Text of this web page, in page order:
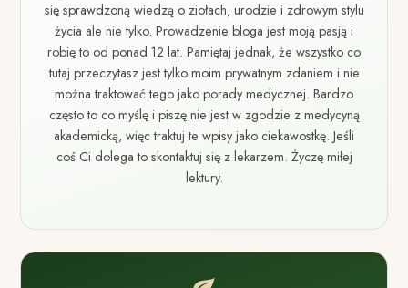
się sprawdzoną wiedzą o ziołach, urodzie i zdrowym stylu
życia ale nie tylko. Prowadzenie bloga jest moją pasją i
robię to od ponad 12 lat. Pamiętaj jednak, że wszystko co
tutaj przeczytasz jest tylko moim prywatnym zdaniem i nie
można traktować tego jako porady medycznej. Bardzo
często to co myślę i piszę nie jest w zgodzie z medycyną
akademicką, więc traktuj te wpisy jako ciekawostkę. Jeśli
coś Ci dolega to skontaktuj się z lekarzem. Życzę miłej
lektury.